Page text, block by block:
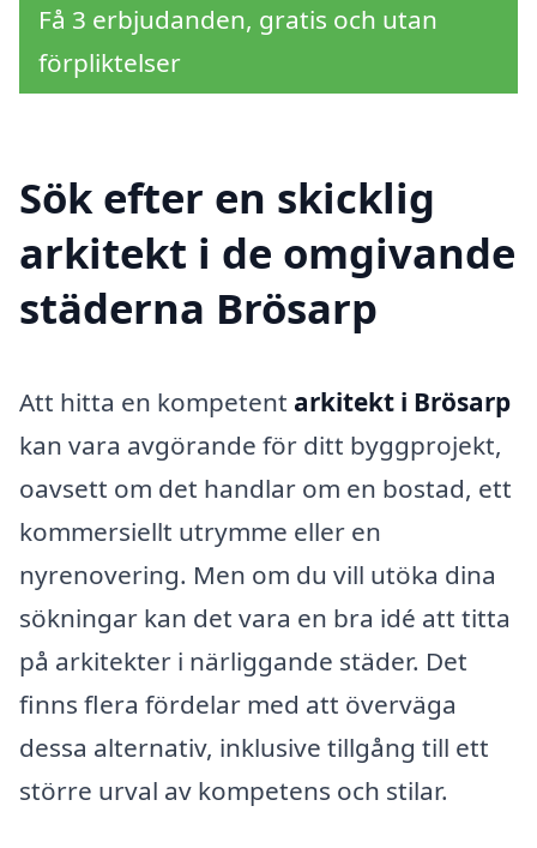
Få 3 erbjudanden, gratis och utan
förpliktelser
Sök efter en skicklig
arkitekt i de omgivande
städerna Brösarp
Att hitta en kompetent arkitekt i Brösarp
kan vara avgörande för ditt byggprojekt,
oavsett om det handlar om en bostad, ett
kommersiellt utrymme eller en
nyrenovering. Men om du vill utöka dina
sökningar kan det vara en bra idé att titta
på arkitekter i närliggande städer. Det
finns flera fördelar med att överväga
dessa alternativ, inklusive tillgång till ett
större urval av kompetens och stilar.